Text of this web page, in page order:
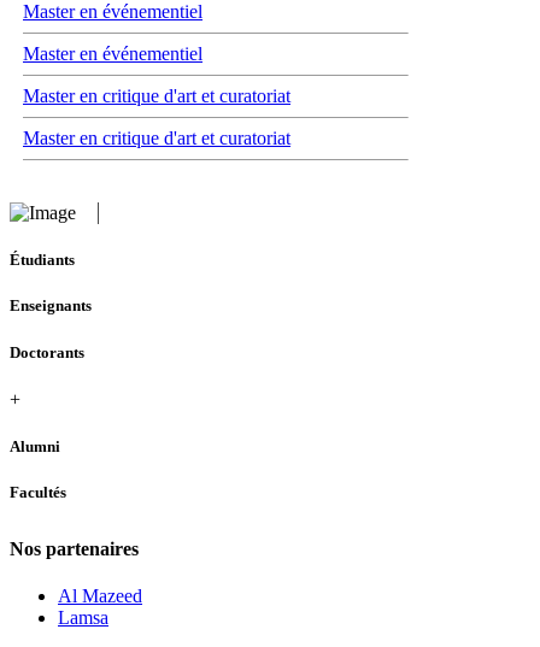
Master en événementiel
Master en événementiel
Master en critique d'art et curatoriat
Master en critique d'art et curatoriat
Étudiants
Enseignants
Doctorants
+
Alumni
Facultés
Nos partenaires
Al Mazeed
Lamsa